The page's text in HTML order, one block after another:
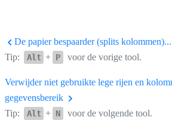
De papier bespaarder (splits kolommen)...
Tip:
Alt + P voor de vorige tool.
Verwijder niet gebruikte lege rijen en
gegevensbereik
Tip:
Alt + N voor de volgende tool.